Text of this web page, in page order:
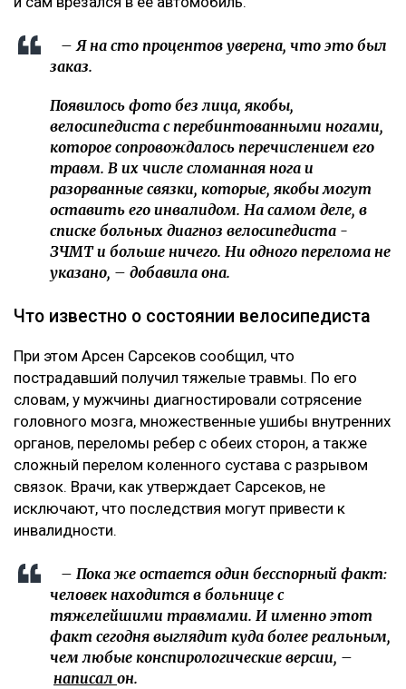
– Я на сто процентов уверена, что это был
заказ.
Появилось фото без лица, якобы,
велосипедиста с перебинтованными ногами,
которое сопровождалось перечислением его
травм. В их числе сломанная нога и
разорванные связки, которые, якобы могут
оставить его инвалидом. На самом деле, в
списке больных диагноз велосипедиста -
ЗЧМТ и больше ничего. Ни одного перелома не
указано, – добавила она.
Что известно о состоянии велосипедиста
При этом Арсен Сарсеков сообщил, что
пострадавший получил тяжелые травмы. По его
словам, у мужчины диагностировали сотрясение
головного мозга, множественные ушибы внутренних
органов, переломы ребер с обеих сторон, а также
сложный перелом коленного сустава с разрывом
связок. Врачи, как утверждает Сарсеков, не
исключают, что последствия могут привести к
инвалидности.
– Пока же остается один бесспорный факт:
человек находится в больнице с
тяжелейшими травмами. И именно этот
факт сегодня выглядит куда более реальным,
чем любые конспирологические версии, –
написал он.